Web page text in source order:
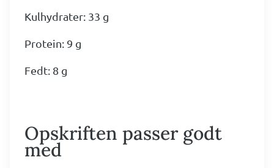
Kulhydrater: 33 g
Protein: 9 g
Fedt: 8 g
Opskriften passer godt
med